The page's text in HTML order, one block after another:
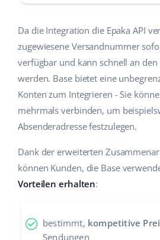
Da die Integration die Epaka API
zugewiesene Versandnummer
verfügbar und kann schnell an
werden. Base bietet eine
Konten zum Integrieren - Sie
mehrmals verbinden, um
Absenderadresse festzulegen.
Dank der erweiterten
können Kunden, die Base
Vorteilen erhalten:
bestimmt, kompetitive
Sendungen